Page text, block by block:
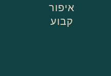
איפור
קבוע